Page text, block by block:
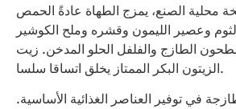
محلية الصنع، يمزج الطهاة عادةً الحمص
وعصير الليمون وقشره وملح الكوشير
الطازج والفلفل الحلو المدخن. زيت
الزيتون البكر الممتاز يخلق اتساقا سلسا.
في توفير العناصر الغذائية الأساسية.